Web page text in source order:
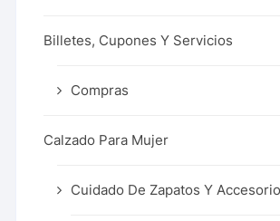
Billetes, Cupones Y Servicios
Compras
Calzado Para Mujer
Cuidado De Zapatos Y